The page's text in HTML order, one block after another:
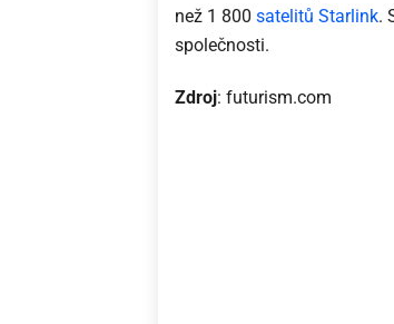
než 1 800 satelitů Starlink.
společnosti.
Zdroj: futurism.com